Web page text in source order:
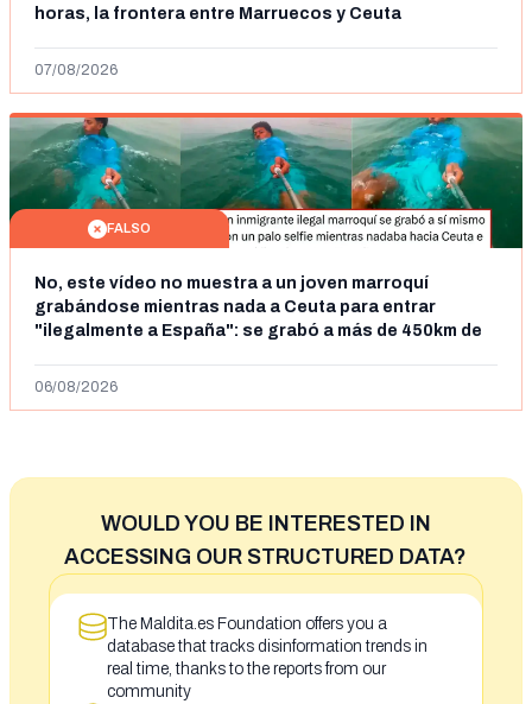
horas, la frontera entre Marruecos y Ceuta
07/08/2026
FALSO
No, este vídeo no muestra a un joven marroquí
grabándose mientras nada a Ceuta para entrar
"ilegalmente a España": se grabó a más de 450km de
06/08/2026
WOULD YOU BE INTERESTED IN
ACCESSING OUR STRUCTURED DATA?
The Maldita.es Foundation offers you a
database that tracks disinformation trends in
real time, thanks to the reports from our
community